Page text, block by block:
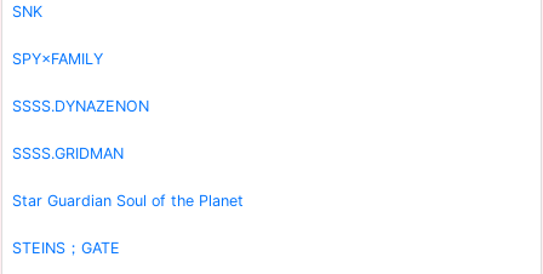
SNK
SPY×FAMILY
SSSS.DYNAZENON
SSSS.GRIDMAN
Star Guardian Soul of the Planet
STEINS；GATE